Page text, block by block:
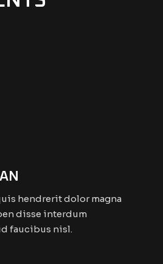
hendrerit dolor magna
disse interdum
faucibus nisl.